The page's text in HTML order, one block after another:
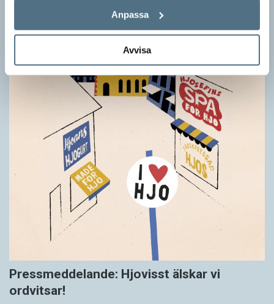
Anpassa
Avvisa
Pressmeddelande: Hjovisst älskar vi
ordvitsar!